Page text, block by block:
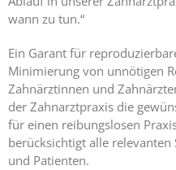
wann zu tun.“
Ein Garant für
Minimierung von unnötigen
Zahnärztinnen und
der Zahnarztpraxis die
für einen reibungslosen
berücksichtigt alle
und Patienten.
Expertise
1 – Z-
Basics
Expertise
2 – Z-
MVZ
Konzept